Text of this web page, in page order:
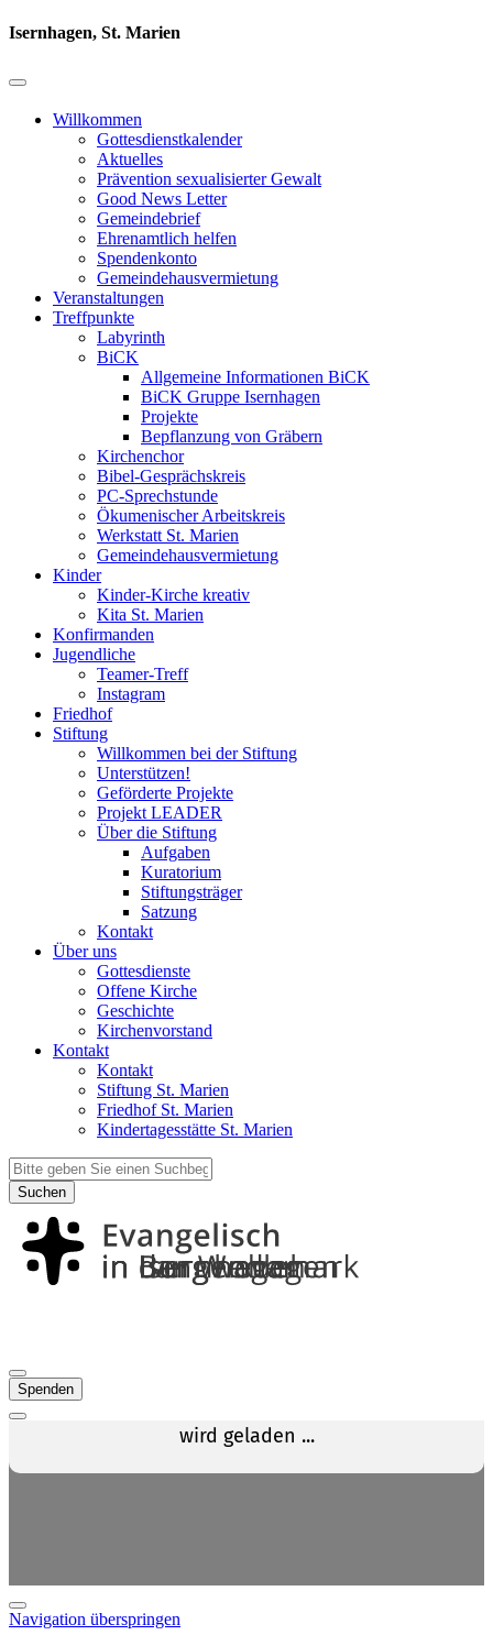
Isernhagen, St. Marien
Willkommen
Gottesdienstkalender
Aktuelles
Prävention sexualisierter Gewalt
Good News Letter
Gemeindebrief
Ehrenamtlich helfen
Spendenkonto
Gemeindehausvermietung
Veranstaltungen
Treffpunkte
Labyrinth
BiCK
Allgemeine Informationen BiCK
BiCK Gruppe Isernhagen
Projekte
Bepflanzung von Gräbern
Kirchenchor
Bibel-Gesprächskreis
PC-Sprechstunde
Ökumenischer Arbeitskreis
Werkstatt St. Marien
Gemeindehausvermietung
Kinder
Kinder-Kirche kreativ
Kita St. Marien
Konfirmanden
Jugendliche
Teamer-Treff
Instagram
Friedhof
Stiftung
Willkommen bei der Stiftung
Unterstützen!
Geförderte Projekte
Projekt LEADER
Über die Stiftung
Aufgaben
Kuratorium
Stiftungsträger
Satzung
Kontakt
Über uns
Gottesdienste
Offene Kirche
Geschichte
Kirchenvorstand
Kontakt
Kontakt
Stiftung St. Marien
Friedhof St. Marien
Kindertagesstätte St. Marien
Suchen
Spenden
Navigation überspringen